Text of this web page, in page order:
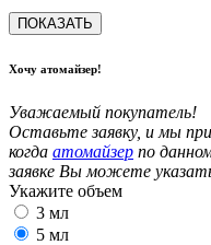
ПОКАЗАТЬ
Хочу атомайзер!
Уважаемый покупатель!
Оставьте заявку, и мы
когда атомайзер по
заявке Вы можете
Укажите объем
3 мл
5 мл